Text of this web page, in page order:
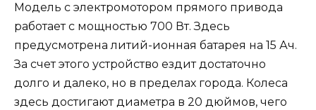
Модель с электромотором прямого привода
работает с мощностью 700 Вт. Здесь
предусмотрена литий-ионная батарея на 15 Ач.
За счет этого устройство ездит достаточно
долго и далеко, но в пределах города. Колеса
здесь достигают диаметра в 20 дюймов, чего